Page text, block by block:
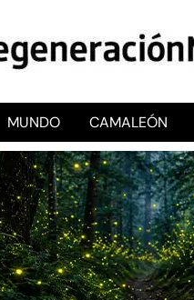
noticias libre e
MUNDO CAMALEÓN